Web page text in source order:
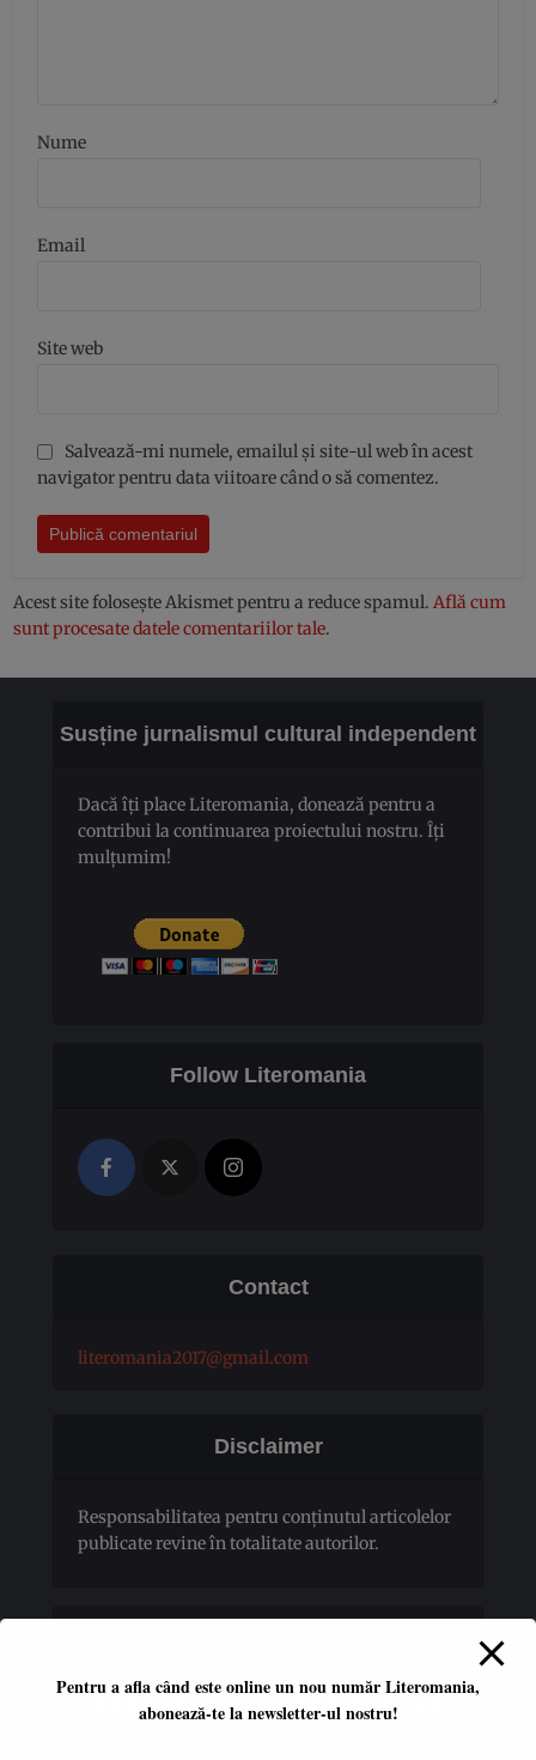
Nume
Email
Site web
Salvează-mi numele, emailul și site-ul web în acest
navigator pentru data viitoare când o să comentez.
Acest site folosește Akismet pentru a reduce spamul.Află cum
sunt procesate datele comentariilor tale.
Susține jurnalismul cultural independent
Dacă îți place Literomania, donează pentru a
contribui la continuarea proiectului nostru. Îți
mulțumim!
Follow Literomania
Contact
literomania2017@gmail.com
Disclaimer
Responsabilitatea pentru conţinutul articolelor
publicate revine în totalitate autorilor.
Pentru a afla când este online un nou număr Literomania,
abonează-te la newsletter-ul nostru!